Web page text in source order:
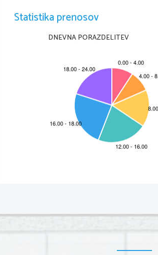
Katalog so pripravili:
Statistika prenosov
DNEVNA PORAZDELITEV